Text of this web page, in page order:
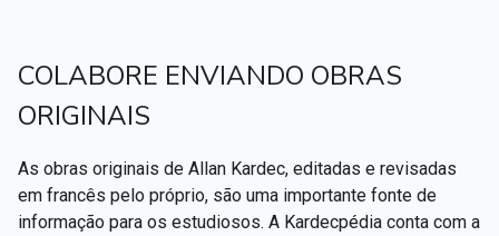
COLABORE ENVIANDO OBRAS
ORIGINAIS
As obras originais de Allan Kardec, editadas e revisadas
em francês pelo próprio, são uma importante fonte de
informação para os estudiosos. A Kardecpédia conta com a